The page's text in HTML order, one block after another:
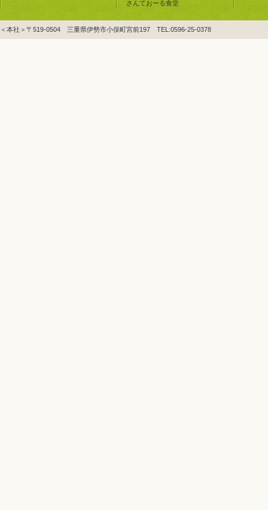
さんておーる食堂
＜本社＞〒519-0504 三重県伊勢市小俣町宮前197 TEL:0596-25-0378